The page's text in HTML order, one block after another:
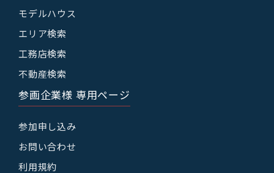
モデルハウス
エリア検索
工務店検索
不動産検索
参画企業様 専用ページ
参加申し込み
お問い合わせ
利用規約